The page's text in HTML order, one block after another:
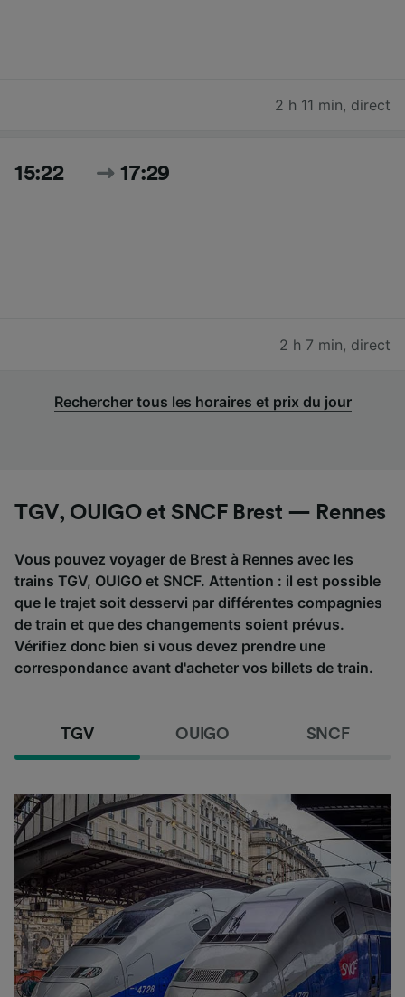
2 h 11 min, direct
15:22 17:29
2 h 7 min, direct
Rechercher tous les horaires et prix du jour
TGV, OUIGO et SNCF Brest — Rennes
Vous pouvez voyager de Brest à Rennes avec les
trains TGV, OUIGO et SNCF. Attention : il est possible
que le trajet soit desservi par différentes compagnies
de train et que des changements soient prévus.
Vérifiez donc bien si vous devez prendre une
correspondance avant d'acheter vos billets de train.
TGV OUIGO SNCF